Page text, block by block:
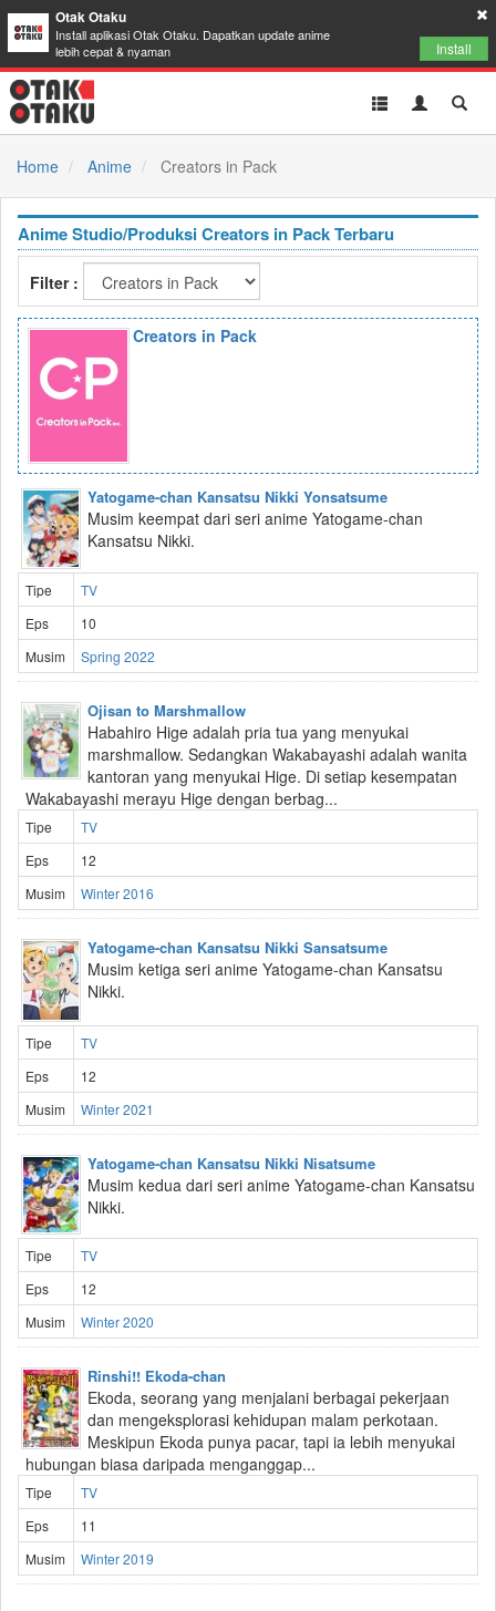
Otak Otaku
Install aplikasi Otak Otaku. Dapatkan update anime
lebih cepat & nyaman
Install
Toggle
Toggle
Home
Anime Creators in Pack
Anime Studio/Produksi Creators in Pack Terbaru
Filter :
Creators in Pack
Yatogame-chan Kansatsu Nikki Yonsatsume
Musim keempat dari seri anime Yatogame-chan
Kansatsu Nikki.
Tipe
TV
Eps
10
Musim
Spring 2022
Ojisan to Marshmallow
Habahiro Hige adalah pria tua yang menyukai
marshmallow. Sedangkan Wakabayashi adalah wanita
kantoran yang menyukai Hige. Di setiap kesempatan
Wakabayashi merayu Hige dengan berbag...
Tipe
TV
Eps
12
Musim
Winter 2016
Yatogame-chan Kansatsu Nikki Sansatsume
Musim ketiga seri anime Yatogame-chan Kansatsu
Nikki.
Tipe
TV
Eps
12
Musim
Winter 2021
Yatogame-chan Kansatsu Nikki Nisatsume
Musim kedua dari seri anime Yatogame-chan Kansatsu
Nikki.
Tipe
TV
Eps
12
Musim
Winter 2020
Rinshi!! Ekoda-chan
Ekoda, seorang yang menjalani berbagai pekerjaan
dan mengeksplorasi kehidupan malam perkotaan.
Meskipun Ekoda punya pacar, tapi ia lebih menyukai
hubungan biasa daripada menganggap...
Tipe
TV
Eps
11
Musim
Winter 2019